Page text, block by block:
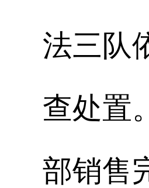
法三队
查处置
部销售